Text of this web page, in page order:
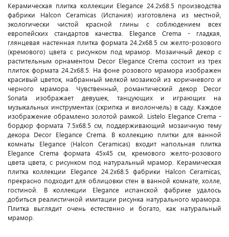
Керамическая плитка коллекции Elegance 24.2x68.5 производства
фабрики Halcon Ceramicas (Испания) изготовлена из местной,
экологически чистой красной глины с соблюдением всех
европейских стандартов качества. Elegance Crema - гладкая,
глянцевая настенная плитка формата 24.2x68.5 см желто-розового
(кремового) цвета с рисунком под мрамор. Мозаичный декор с
растительным орнаментом Decor Elegance Crema состоит из трех
плиток формата 24.2x68.5. На фоне розового мрамора изображен
красивый цветок, набранный мелкой мозаикой из коричневого и
черного мрамора. Чувственный, романтический декор Decor
Sonata изображает девушек, танцующих и играющих на
музыкальных инструментах (скрипка и виолончель) в саду. Каждое
изображение обрамлено золотой рамкой. Listelo Elegance Crema -
бордюр формата 7.5x68.5 см, поддерживающий мозаичную тему
декора Decor Elegance Crema. В коллекцию плитки для ванной
комнаты Elegance (Halcon Ceramicas) входит напольная плитка
Elegance Crema формата 45x45 см, кремового желто-розового
цвета цвета, с рисунком под натуральный мрамор. Керамическая
плитка коллекции Elegance 24.2x68.5 фабрики Halcon Ceramicas,
прекрасно подходит для облицовки стен в ванной комнате, холле,
гостиной. В коллекции Elegance испанской фабрике удалось
добиться реалистичной имитации рисунка натурального мрамора.
Плитка выглядит очень естествнно и богато, как натуральный
мрамор.